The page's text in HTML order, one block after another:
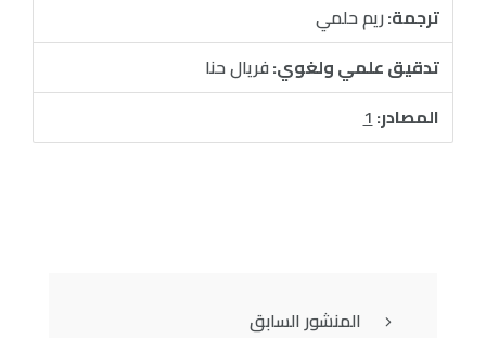
ترجمة:ريم حلمي
تدقيق علمي ولغوي:فريال حنا
المصادر:1
المنشور السابق